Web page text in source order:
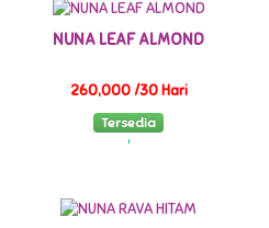
NUNA LEAF ALMOND
260,000 /30 Hari
Tersedia